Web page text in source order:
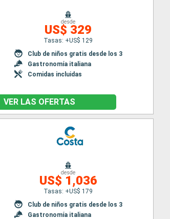
desde
US$ 329
Tasas: +US$ 129
Club de niños gratis desde los 3
Gastronomía italiana
Comidas incluidas
VER LAS OFERTAS
desde
US$ 1,036
Tasas: +US$ 179
Club de niños gratis desde los 3
Gastronomía italiana